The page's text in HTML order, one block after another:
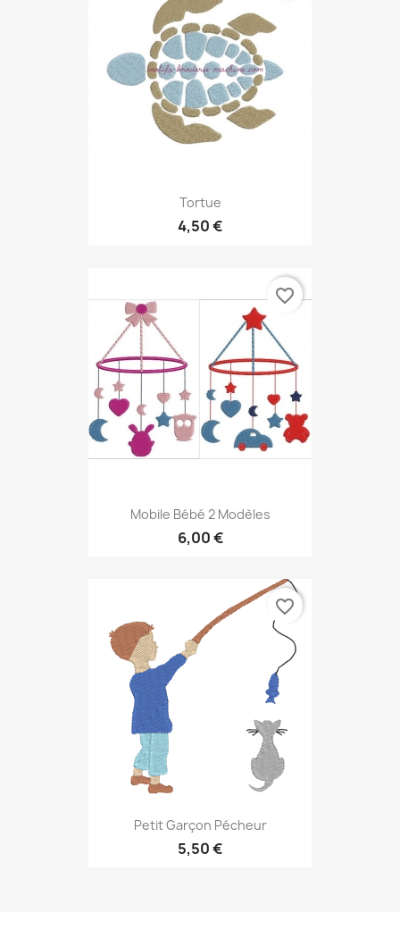
Tortue
4,50 €
Mobile Bébé 2 Modèles
6,00 €
favorite_border
Petit Garçon Pécheur
5,50 €
favorite_border